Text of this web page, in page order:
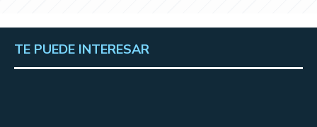
TE PUEDE INTERESAR